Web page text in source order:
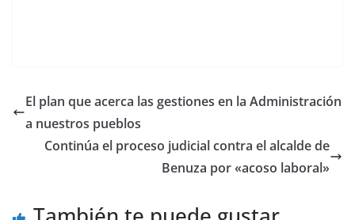
El plan que acerca las gestiones en la Administración
a nuestros pueblos
Continúa el proceso judicial contra el alcalde de
Benuza por «acoso laboral»